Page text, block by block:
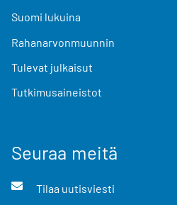
Suomi lukuina
Rahanarvonmuunnin
Tulevat julkaisut
Tutkimusaineistot
Seuraa meitä
Tilaa uutisviesti